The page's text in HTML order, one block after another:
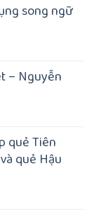
song ngữ
– Nguyễn
quẻ Tiên
quẻ Hậu